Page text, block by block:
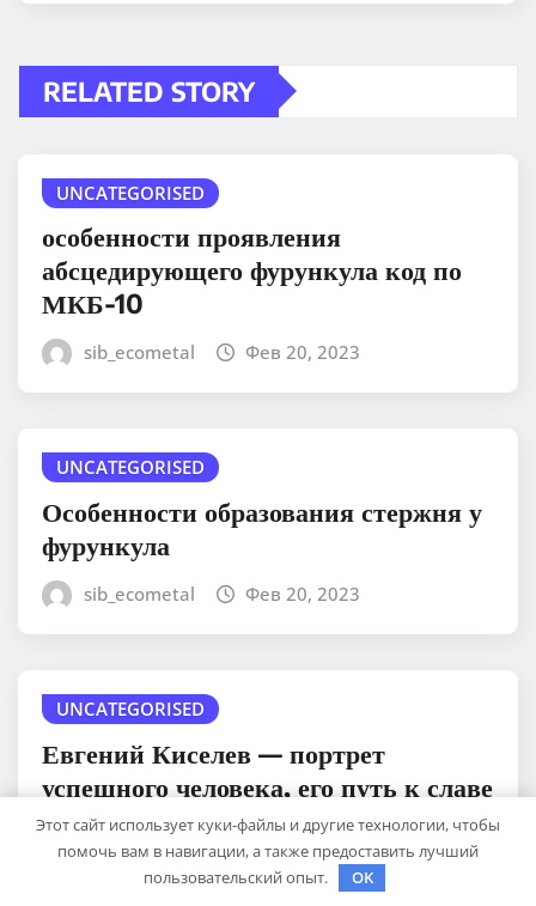
RELATED STORY
UNCATEGORISED
особенности проявления
абсцедирующего фурункула код по
МКБ-10
sib_ecometal Фев 20, 2023
UNCATEGORISED
Особенности образования стержня у
фурункула
sib_ecometal Фев 20, 2023
UNCATEGORISED
Евгений Киселев — портрет
успешного человека, его путь к славе
и личное счастье
Фев 20, 2023
Этот сайт использует куки-файлы и другие технологии, чтобы
помочь вам в навигации, а также предоставить лучший
пользовательский опыт.
OK